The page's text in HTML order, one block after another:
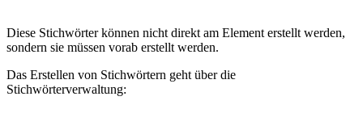
Diese Stichwörter können nicht direkt am Element erstellt werden,
sondern sie müssen vorab erstellt werden.
Das Erstellen von Stichwörtern geht über die
Stichwörterverwaltung: